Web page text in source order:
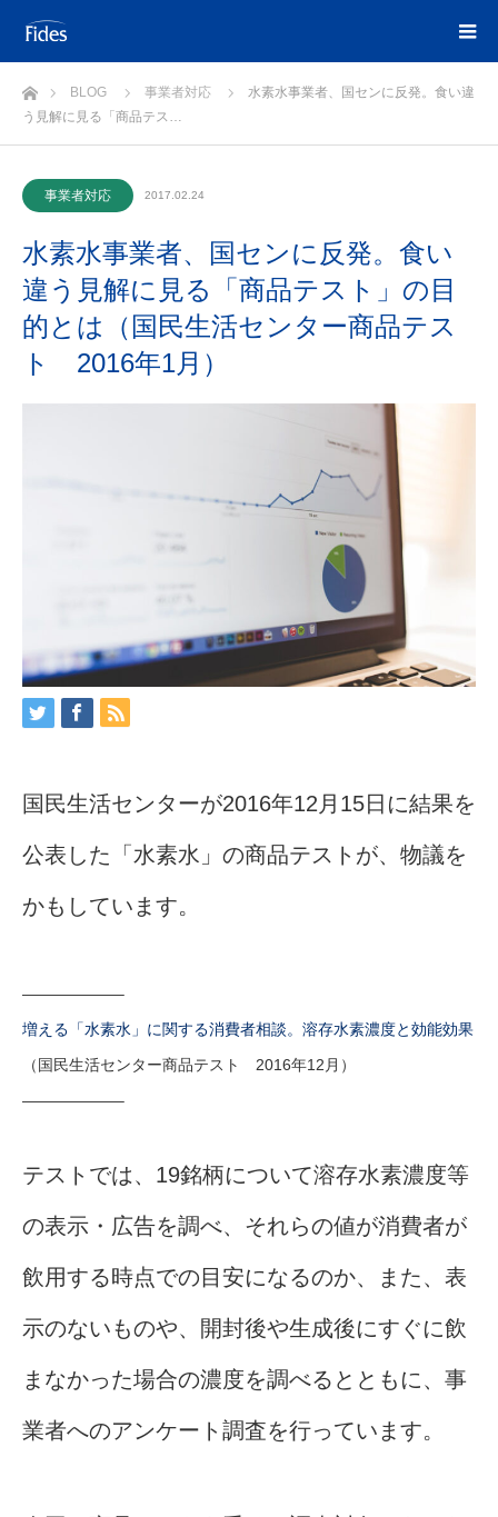
ホームBLOG 事業者対応
水素水事業者、国センに反発。食い違
う見解に見る「商品テス…
事業者対応 2017.02.24
水素水事業者、国センに反発。食い
違う見解に見る「商品テスト」の目
的とは（国民生活センター商品テス
ト 2016年1月）
国民生活センターが2016年12月15日に結果を
公表した「水素水」の商品テストが、物議を
かもしています。
——————–
増える「水素水」に関する消費者相談。溶存水素濃度と効能効果
（国民生活センター商品テスト 2016年12月）
——————–
テストでは、19銘柄について溶存水素濃度等
の表示・広告を調べ、それらの値が消費者が
飲用する時点での目安になるのか、また、表
示のないものや、開封後や生成後にすぐに飲
まなかった場合の濃度を調べるとともに、事
業者へのアンケート調査を行っています。